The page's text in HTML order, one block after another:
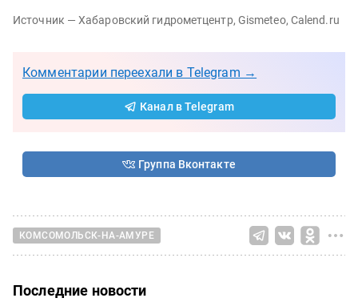
Источник — Хабаровский гидрометцентр, Gismeteo, Calend.ru
Комментарии переехали в Telegram →
Канал в Telegram
Группа Вконтакте
КОМСОМОЛЬСК-НА-АМУРЕ
Последние новости